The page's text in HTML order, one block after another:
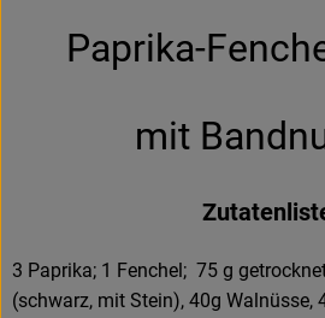
So geht’s
Paprika-
mit
3 Paprika; 1 Fenchel; 75 g
(schwarz, mit Stein), 40g Walnüsse,